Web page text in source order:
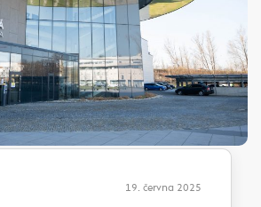
19. června 2025